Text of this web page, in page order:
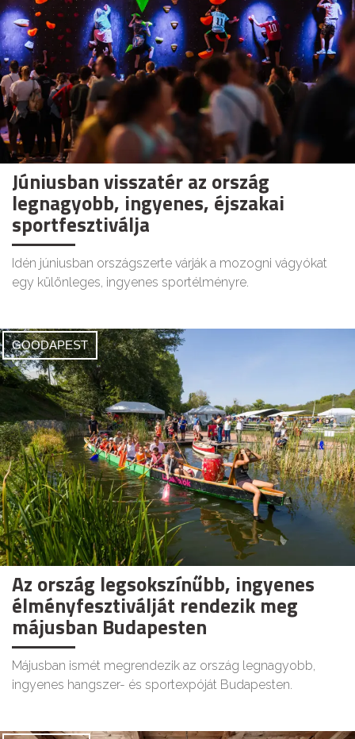
Júniusban visszatér az ország
legnagyobb, ingyenes, éjszakai
sportfesztiválja
Idén júniusban országszerte várják a mozogni vágyókat
egy különleges, ingyenes sportélményre.
GOODAPEST
Az ország legsokszínűbb, ingyenes
élményfesztiválját rendezik meg
májusban Budapesten
Májusban ismét megrendezik az ország legnagyobb,
ingyenes hangszer- és sportexpóját Budapesten.